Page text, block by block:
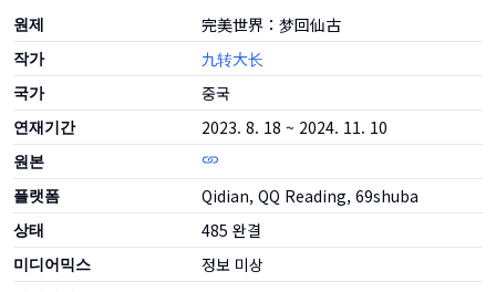
원제 完美世界：梦回仙古
작가 九转大长
국가 중국
연재기간 2023. 8. 18 ~ 2024. 11. 10
원본
플랫폼
Qidian, QQ Reading, 69shuba
상태 485 완결
미디어믹스 정보 미상